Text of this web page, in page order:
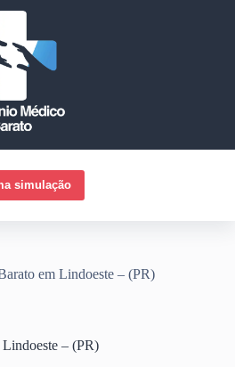
simulação
em Lindoeste – (PR)
– (PR)